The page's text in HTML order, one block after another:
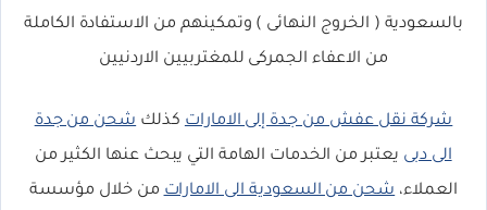
بالسعودية ( الخروج النهائى ) وتمكينهم من الاستفادة الكاملة
من الاعفاء الجمركى للمغتربيين الاردنيين
شركة نقل عفش من جدة إلى الاماراتكذلكشحن من جدة
الى دبى يعتبر من الخدمات الهامة التي يبحث عنها الكثير من
العملاء،شحن من السعودية الى الاماراتمن خلال مؤسسة